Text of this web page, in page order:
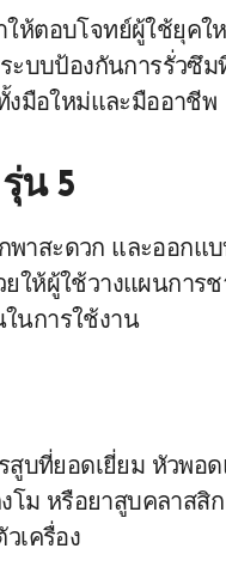
ห้ตอบโจทย์ผู้ใช้ยุคใ
ระบบป้องกันการรั่ว
มือใหม่และมืออาชีพ
น 5
าสะดวก และออกแ
ให้ผู้ใช้วางแผนการ
นการใช้งาน
สูบที่ยอดเยี่ยม หัวพ
โม หรือยาสูบคลาส
เครื่อง